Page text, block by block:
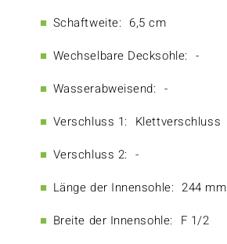
Schaftweite: 6,5 cm
Wechselbare Decksohle: -
Wasserabweisend: -
Verschluss 1: Klettverschluss
Verschluss 2: -
Länge der Innensohle: 244 mm
Breite der Innensohle: F 1/2